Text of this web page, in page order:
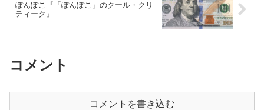
ぽんぽこ『「ぽんぽこ」のクール・クリ
ティーク』
コメント
コメントを書き込む